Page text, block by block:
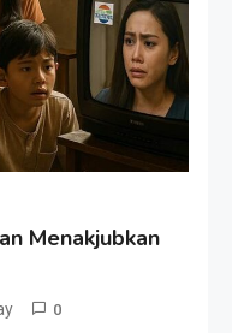
Menakjubkan
0